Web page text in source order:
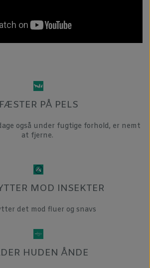
FÆSTER PÅ PELS
også under fugtige forhold, er nemt
at fjerne.
MOD INSEKTER
det mod fluer og snavs
HUDEN ÅNDE